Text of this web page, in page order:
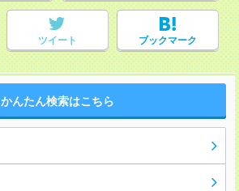
ツイート ブックマーク
かんたん検索はこちら